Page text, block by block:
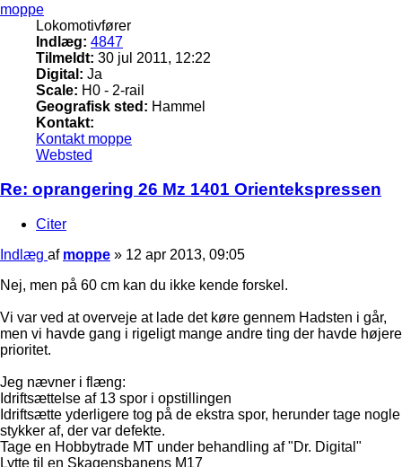
moppe
Lokomotivfører
Indlæg: 4847
Tilmeldt: 30 jul 2011, 12:22
Digital: Ja
Scale: H0 - 2-rail
Geografisk sted: Hammel
Kontakt:
Kontakt moppe
Websted
Re: oprangering 26 Mz 1401 Orientekspressen
Citer
Indlæg af moppe » 12 apr 2013, 09:05
Nej, men på 60 cm kan du ikke kende forskel.
Vi var ved at overveje at lade det køre gennem Hadsten i går,
men vi havde gang i rigeligt mange andre ting der havde højere
prioritet.
Jeg nævner i flæng:
Idriftsættelse af 13 spor i opstillingen
Idriftsætte yderligere tog på de ekstra spor, herunder tage nogle
stykker af, der var defekte.
Tage en Hobbytrade MT under behandling af "Dr. Digital"
Lytte til en Skagensbanens M17